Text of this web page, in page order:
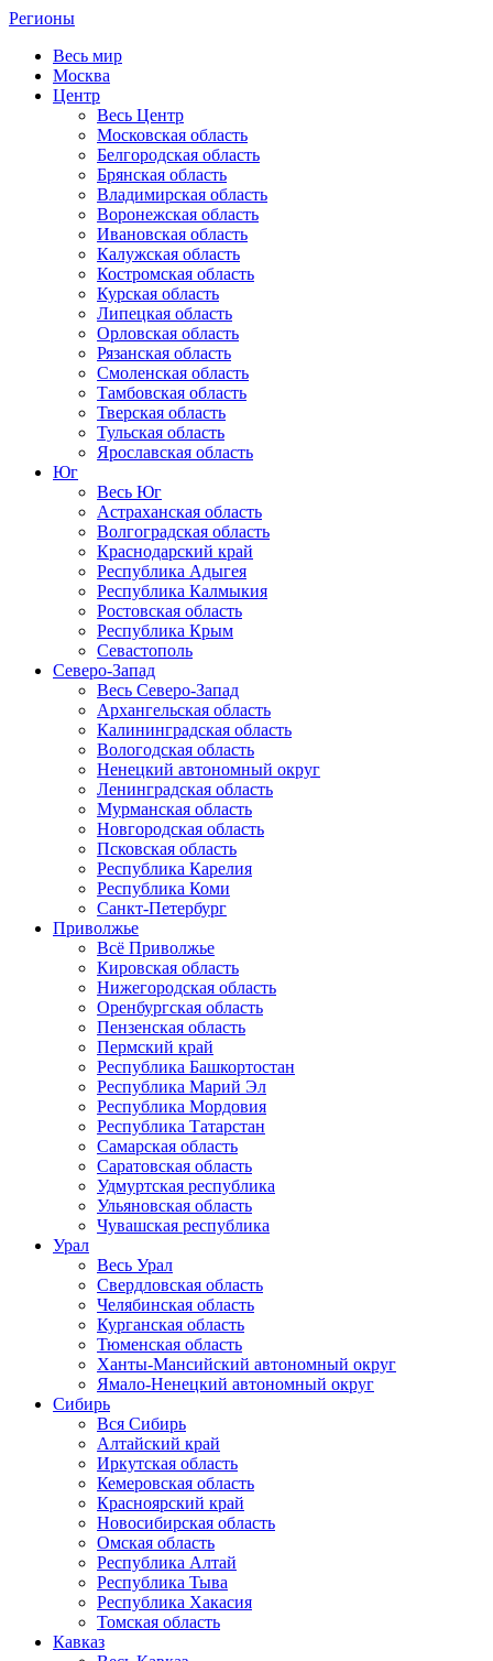
Регионы
Весь мир
Москва
Центр
Весь Центр
Московская область
Белгородская область
Брянская область
Владимирская область
Воронежская область
Ивановская область
Калужская область
Костромская область
Курская область
Липецкая область
Орловская область
Рязанская область
Смоленская область
Тамбовская область
Тверская область
Тульская область
Ярославская область
Юг
Весь Юг
Астраханская область
Волгоградская область
Краснодарский край
Республика Адыгея
Республика Калмыкия
Ростовская область
Республика Крым
Севастополь
Северо-Запад
Весь Северо-Запад
Архангельская область
Калининградская область
Вологодская область
Ненецкий автономный округ
Ленинградская область
Мурманская область
Новгородская область
Псковская область
Республика Карелия
Республика Коми
Санкт-Петербург
Приволжье
Всё Приволжье
Кировская область
Нижегородская область
Оренбургская область
Пензенская область
Пермский край
Республика Башкортостан
Республика Марий Эл
Республика Мордовия
Республика Татарстан
Самарская область
Саратовская область
Удмуртская республика
Ульяновская область
Чувашская республика
Урал
Весь Урал
Свердловская область
Челябинская область
Курганская область
Тюменская область
Ханты-Мансийский автономный округ
Ямало-Ненецкий автономный округ
Сибирь
Вся Сибирь
Алтайский край
Иркутская область
Кемеровская область
Красноярский край
Новосибирская область
Омская область
Республика Алтай
Республика Тыва
Республика Хакасия
Томская область
Кавказ